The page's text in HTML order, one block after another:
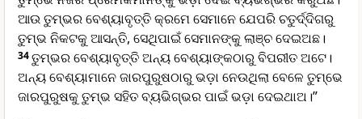
ଆଉ ତୁମ୍ଭର ବେଶ୍ୟାବୃତ୍ତି କ୍ରମେ ସେମାନେ ଯେପରି ଚତୁର୍ଦ୍ଦିଗରୁ
ତୁମ୍ଭ ନିକଟକୁ ଆସନ୍ତି, ସେଥିପାଇଁ ସେମାନଙ୍କୁ ଲାଞ୍ଚ ଦେଇଅଛ।
34ତୁମ୍ଭର ବେଶ୍ୟାବୃତ୍ତି ଅନ୍ୟ ବେଶ୍ୟାଙ୍କଠାରୁ ବିପରୀତ ଅଟେ।
ଅନ୍ୟ ବେଶ୍ୟାମାନେ ଜାରପୁରୁଷଠାରୁ ଭଡ଼ା ନେଉଥିଲା ବେଳେ ତୁମ୍ଭେ
ଜାରପୁରୁଷକୁ ତୁମ୍ଭ ସହିତ ବ୍ୟଭିଗ୍ଭର ପାଇଁ ଭଡ଼ା ଦେଇଥାଅ।”